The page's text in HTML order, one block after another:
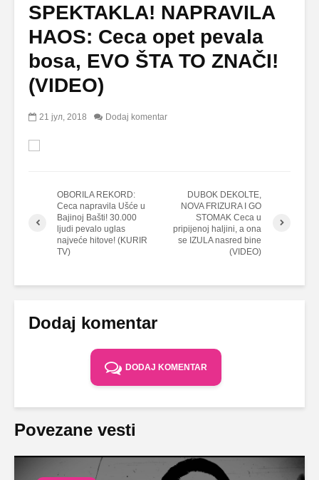
SPEKTAKLA! NAPRAVILA
HAOS: Ceca opet pevala
bosa, EVO ŠTA TO ZNAČI!
(VIDEO)
21 јул, 2018 Dodaj komentar
OBORILA REKORD:
Ceca napravila Ušće u
Bajinoj Bašti! 30.000
ljudi pevalo uglas
najveće hitove! (KURIR
TV)
DUBOK DEKOLTE,
NOVA FRIZURA I GO
STOMAK Ceca u
pripijenoj haljini, a ona
se IZULA nasred bine
(VIDEO)
Dodaj komentar
DODAJ KOMENTAR
Povezane vesti